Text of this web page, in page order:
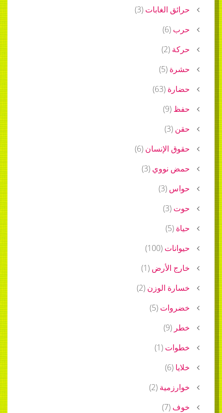
حرائق الغابات (
3
)
حرب (
6
)
حركة (
2
)
حشرة (
5
)
حضارة (
63
)
حفظ (
9
)
حقن (
3
)
حقوق الإنسان (
6
)
حمض نووي (
3
)
حواس (
3
)
حوت (
3
)
حياة (
5
)
حيوانات (
100
)
خارج الأرض (
1
)
خسارة الوزن (
2
)
خضروات (
5
)
خطر (
9
)
خطوات (
1
)
خلايا (
6
)
خوارزمية (
2
)
خوف (
7
)